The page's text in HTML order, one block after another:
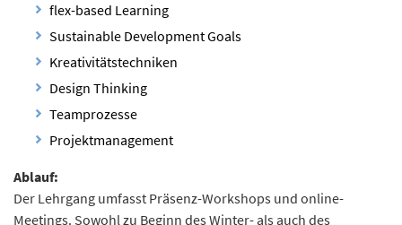
flex-based Learning
Sustainable Development Goals
Kreativitätstechniken
Design Thinking
Teamprozesse
Projektmanagement
Ablauf:
Der Lehrgang umfasst Präsenz-Workshops und online-
Meetings. Sowohl zu Beginn des Winter- als auch des